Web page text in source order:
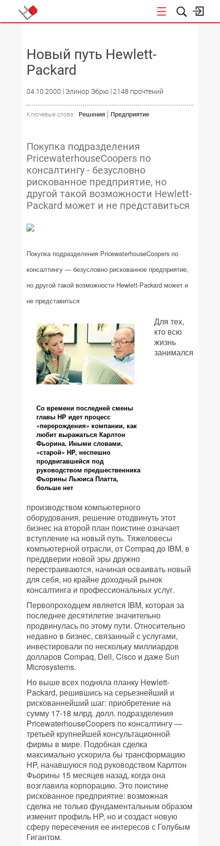
Новый путь Hewlett-
Packard
04.10.2000 Элинор Эбрю 2148 прочтений
Ключевые слова : Решения Предприятие
Покупка подразделения
PricewaterhouseCoopers по
консалтингу - безусловно
рискованное предприятие, но
другой такой возможности Hewlett-
Packard может и не представиться
Покупка подразделения PricewaterhouseCoopers по
консалтингу — безусловно рискованное предприятие,
но другой такой возможности Hewlett-Packard может и
не представиться
Со времени последней смены
главы HP идет процесс
«перерождения» компании, как
любит выражаться Карлтон
Фьорина. Иными словами,
«старой» HP, неспешно
продвигавшейся под
руководством предшественника
Фьорины Льюиса Платта,
больше нет
Для тех,
кто всю
жизнь
занимался
производством компьютерного
оборудования, решение отодвинуть этот
бизнес на второй план поистине означает
вступление на новый путь. Тяжеловесы
компьютерной отрасли, от Compaq до IBM, в
преддверии новой эры дружно
перестраиваются, начиная осваивать новый
для себя, но крайне доходный рынок
консалтинга и профессиональных услуг.
Первопроходцем является IBM, которая за
последнее десятилетие значительно
продвинулась по этому пути. Относительно
недавно в бизнес, связанный с услугами,
инвестировали по нескольку миллиардов
долларов Compaq, Dell, Cisco и даже Sun
Microsystems.
Но выше всех подняла планку Hewlett-
Packard, решившись на серьезнейший и
рискованнейший шаг: приобретение на
сумму 17-18 млрд. долл. подразделения
PricewaterhouseCoopers по консалтингу —
третьей крупнейшей консультационной
фирмы в мире. Подобная сделка
максимально ускорила бы трансформацию
HP, начавшуюся под руководством Карлтон
Фьорины 15 месяцев назад, когда она
возглавила корпорацию. Это поистине
рискованное предприятие: возможная
сделка не только фундаментальным образом
изменит профиль HP, но и создаст новую
сферу пересечения ее интересов с Голубым
Гигантом.